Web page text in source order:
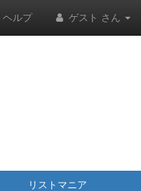
ヘルプ ゲスト さん
リストマニア